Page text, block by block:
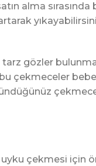
alma
gözler
çekmeceler
uyku çekmesi için